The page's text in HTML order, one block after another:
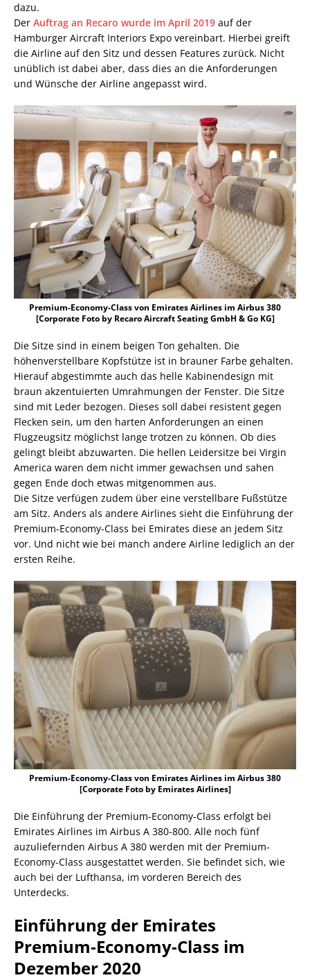
dazu.
Der Auftrag an Recaro wurde im April 2019 auf der
Hamburger Aircraft Interiors Expo vereinbart. Hierbei greift
die Airline auf den Sitz und dessen Features zurück. Nicht
unüblich ist dabei aber, dass dies an die Anforderungen
und Wünsche der Airline angepasst wird.
Premium-Economy-Class von Emirates Airlines im Airbus 380
[Corporate Foto by Recaro Aircraft Seating GmbH & Go KG]
Die Sitze sind in einem beigen Ton gehalten. Die
höhenverstellbare Kopfstütze ist in brauner Farbe gehalten.
Hierauf abgestimmte auch das helle Kabinendesign mit
braun akzentuierten Umrahmungen der Fenster. Die Sitze
sind mit Leder bezogen. Dieses soll dabei resistent gegen
Flecken sein, um den harten Anforderungen an einen
Flugzeugsitz möglichst lange trotzen zu können. Ob dies
gelingt bleibt abzuwarten. Die hellen Leidersitze bei Virgin
America waren dem nicht immer gewachsen und sahen
gegen Ende doch etwas mitgenommen aus.
Die Sitze verfügen zudem über eine verstellbare Fußstütze
am Sitz. Anders als andere Airlines sieht die Einführung der
Premium-Economy-Class bei Emirates diese an jedem Sitz
vor. Und nicht wie bei manch andere Airline lediglich an der
ersten Reihe.
Premium-Economy-Class von Emirates Airlines im Airbus 380
[Corporate Foto by Emirates Airlines]
Die Einführung der Premium-Economy-Class erfolgt bei
Emirates Airlines im Airbus A 380-800. Alle noch fünf
auzuliefernden Airbus A 380 werden mit der Premium-
Economy-Class ausgestattet werden. Sie befindet sich, wie
auch bei der Lufthansa, im vorderen Bereich des
Unterdecks.
Einführung der Emirates
Premium-Economy-Class im
Dezember 2020